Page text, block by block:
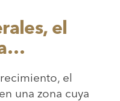
el
el
una zona cuya